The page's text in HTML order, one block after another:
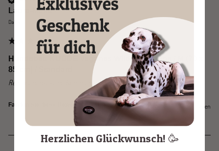
Laura-Marie
Datteln, DE
Hundebett KUDDE veganes Wildleder taupe / M (70 x
85 cm) / Standard
Rezensent hat keine Kommentare hinterlassen.
Fanden Sie diese Bewertung hilfreich? Ja Melden Teilen vor 3 Tagen
Herzlichen Glückwunsch! 🥳